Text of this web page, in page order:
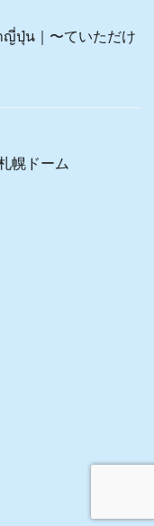
ปุ่น｜〜ていただけ
幌ドーム